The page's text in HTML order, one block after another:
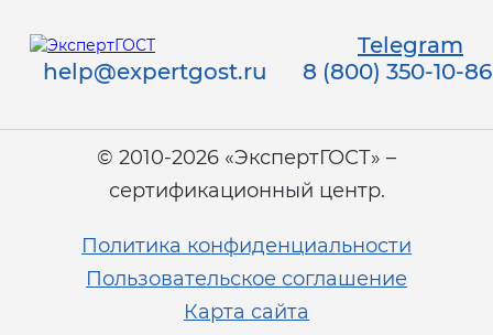
Telegram
help@expertgost.ru
8 (800) 350-10-86
© 2010-2026 «ЭкспертГОСТ» –
сертификационный центр.
Политика конфиденциальности
Пользовательское соглашение
Карта сайта